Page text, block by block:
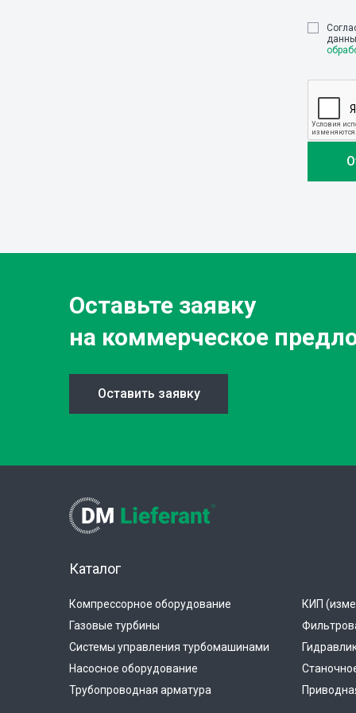
Оставьте заявку
на коммерческое
Оставить заявку
Каталог
Компрессорное оборудование
Газовые турбины
Системы управления турбомашинами
Насосное оборудование
Трубопроводная арматура
КИП